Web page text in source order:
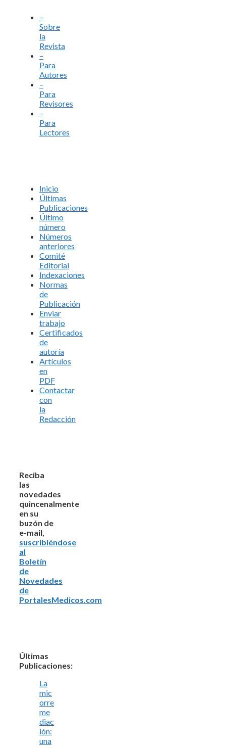
–
Sobre
la
Revista
–
Para
Autores
–
Para
Revisores
–
Para
Lectores
Inicio
Últimas
Publicaciones
Último
número
Números
anteriores
Comité
Editorial
Indexaciones
Normas
de
Publicación
Enviar
trabajo
Certificados
de
autoría
Artículos
en
PDF
Contactar
con
la
Redacción
Reciba
las
novedades
quincenalmente
en su
buzón de
e-mail,
suscribiéndose
al
Boletín
de
Novedades
de
PortalesMedicos.com
Últimas
Publicaciones:
La
mic
orre
me
diac
ión:
una